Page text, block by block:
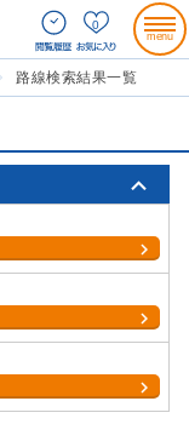
0
路線検索結果一覧